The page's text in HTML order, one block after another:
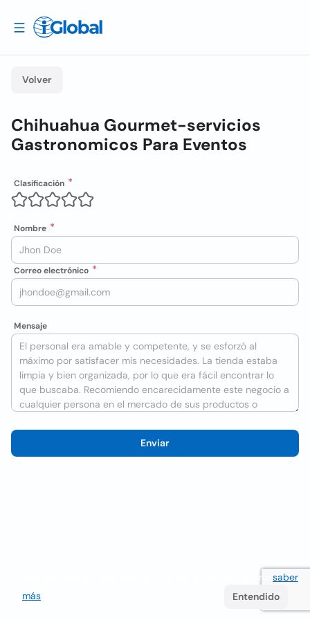
Volver
Chihuahua Gourmet-servicios
Gastronomicos Para Eventos
Clasificación
Nombre
Correo electrónico
Mensaje
Enviar
Utilizamos cookies para mejorar la experiencia del usuario saber
más
Entendido